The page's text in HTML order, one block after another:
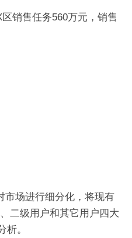
销售任务560万元，销售
市场进行细分化，将现有
二级用户和其它用户四大
析。